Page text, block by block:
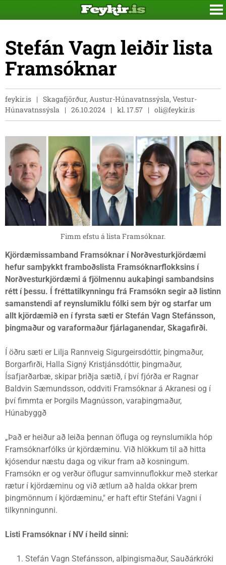
Stefán Vagn leiðir lista
Framsóknar
feykir.is
Skagafjörður, Austur-Húnavatnssýsla, Vestur-
Húnavatnssýsla
26.10.2024 kl. 17.57 oli@feykir.is
Fimm efstu á lista Framsóknar.
Kjördæmissamband Framsóknar í Norðvesturkjördæmi
hefur samþykkt framboðslista Framsóknarflokksins í
Norðvesturkjördæmi á fjölmennu aukaþingi sambandsins
rétt í þessu. Í fréttatilkynningu frá Framsókn segir að listinn
samanstendi af reynslumiklu fólki sem býr og starfar um
allt kjördæmið en í fyrsta sæti er Stefán Vagn Stefánsson,
þingmaður og varaformaður fjárlaganendar, Skagafirði.
Í öðru sæti er Lilja Rannveig Sigurgeirsdóttir, þingmaður,
Borgarfirði, Halla Signý Kristjánsdóttir, þingmaður,
Ísafjarðarbæ, skipar þriðja sætið, í því fjórða er Ragnar
Baldvin Sæmundsson, oddviti Framsóknar á Akranesi og í
því fimmta er Þorgils Magnússon, varaþingmaður,
Húnabyggð
„Það er heiður að leiða þennan öfluga og reynslumikla hóp
Framsóknarfólks úr kjördæminu. Við hlökkum til að hitta
kjósendur næstu daga og vikur fram að kosningum.
Framsókn er og verður öflugur samvinnuflokkur með sterkar
rætur í kjördæminu og við ætlum að halda okkar þrem
þingmönnum í kjördæminu," er haft eftir Stefáni Vagni í
tilkynningunni.
Listi Framsóknar í NV í heild sinni:
Stefán Vagn Stefánsson, alþingismaður, Sauðárkróki